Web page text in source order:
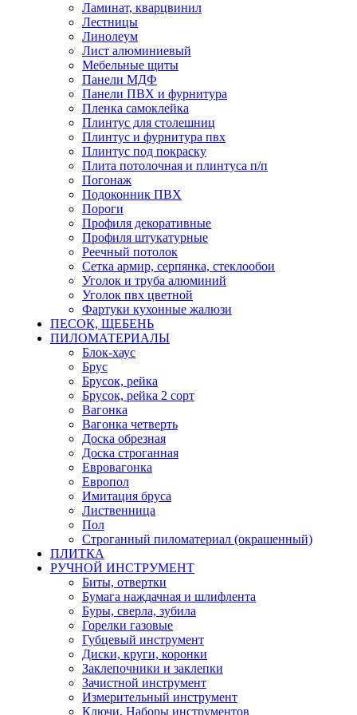
Ламинат, кварцвинил
Лестницы
Линолеум
Лист алюминиевый
Мебельные щиты
Панели МДФ
Панели ПВХ и фурнитура
Пленка самоклейка
Плинтус для столешниц
Плинтус и фурнитура пвх
Плинтус под покраску
Плита потолочная и плинтуса п/п
Погонаж
Подоконник ПВХ
Пороги
Профиля декоративные
Профиля штукатурные
Реечный потолок
Сетка армир, серпянка, стеклообои
Уголок и труба алюминий
Уголок пвх цветной
Фартуки кухонные жалюзи
ПЕСОК, ЩЕБЕНЬ
ПИЛОМАТЕРИАЛЫ
Блок-хаус
Брус
Брусок, рейка
Брусок, рейка 2 сорт
Вагонка
Вагонка четверть
Доска обрезная
Доска строганная
Евровагонка
Европол
Имитация бруса
Лиственница
Пол
Строганный пиломатериал (окрашенный)
ПЛИТКА
РУЧНОЙ ИНСТРУМЕНТ
Биты, отвертки
Бумага наждачная и шлифлента
Буры, сверла, зубила
Горелки газовые
Губцевый инструмент
Диски, круги, коронки
Заклепочники и заклепки
Зачистной инструмент
Измерительный инструмент
Ключи, Наборы инструментов